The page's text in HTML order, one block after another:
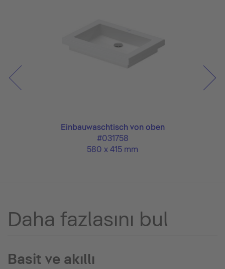
Einbauwaschtisch von oben
#031758
580 x 415 mm
Daha fazlasını bul
Basit ve akıllı